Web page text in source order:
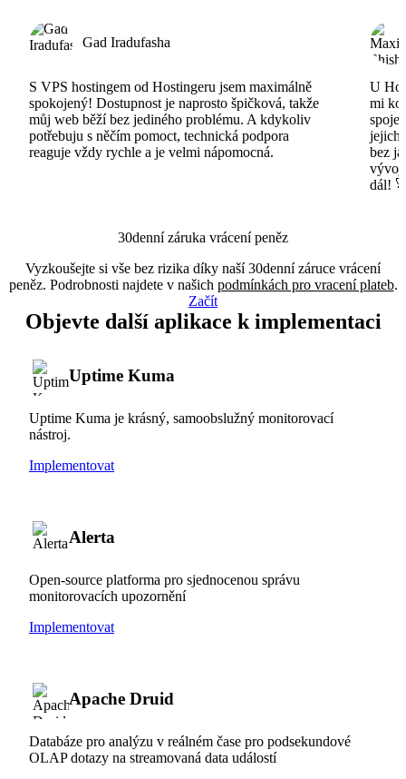
Gad Iradufasha
S VPS hostingem od Hostingeru jsem maximálně
spokojený! Dostupnost je naprosto špičková, takže
můj web běží bez jediného problému. A kdykoliv
potřebuju s něčím pomoct, technická podpora
reaguje vždy rychle a je velmi nápomocná.
U
mi
jejich
bez
dál!
30denní záruka vrácení peněz
Vyzkoušejte si vše bez rizika díky naší 30denní záruce vrácení
peněz. Podrobnosti najdete v našich podmínkách pro vracení plateb.
Začít
Objevte další aplikace k implementaci
Uptime Kuma
Uptime Kuma je krásný, samoobslužný monitorovací
nástroj.
Implementovat
Alerta
Open-source platforma pro sjednocenou správu
monitorovacích upozornění
Implementovat
Apache Druid
Databáze pro analýzu v reálném čase pro podsekundové
OLAP dotazy na streamovaná data událostí